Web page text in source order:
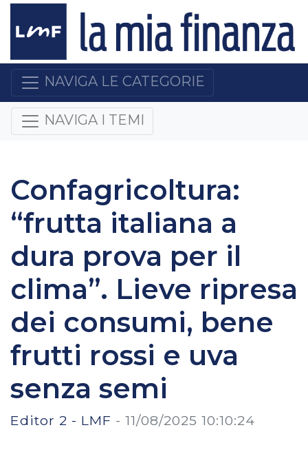
NAVIGA LE CATEGORIE
NAVIGA I TEMI
Confagricoltura:
“frutta italiana a
dura prova per il
clima”. Lieve ripresa
dei consumi, bene
frutti rossi e uva
senza semi
Editor 2 - LMF - 11/08/2025 10:10:24